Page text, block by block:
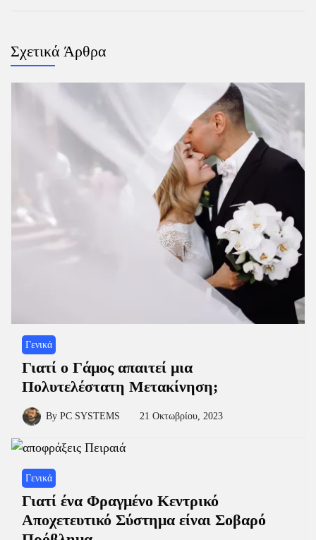
Σχετικά Άρθρα
Γενικά
Γιατί ο Γάμος απαιτεί μια
Πολυτελέστατη Μετακίνηση;
By PC SYSTEMS 21 Οκτωβρίου, 2023
Γενικά
Γιατί ένα Φραγμένο Κεντρικό
Αποχετευτικό Σύστημα είναι Σοβαρό